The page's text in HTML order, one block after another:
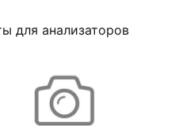
для анализаторов